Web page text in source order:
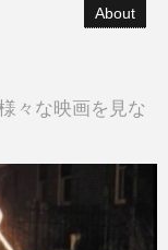
About
々な映画を見な